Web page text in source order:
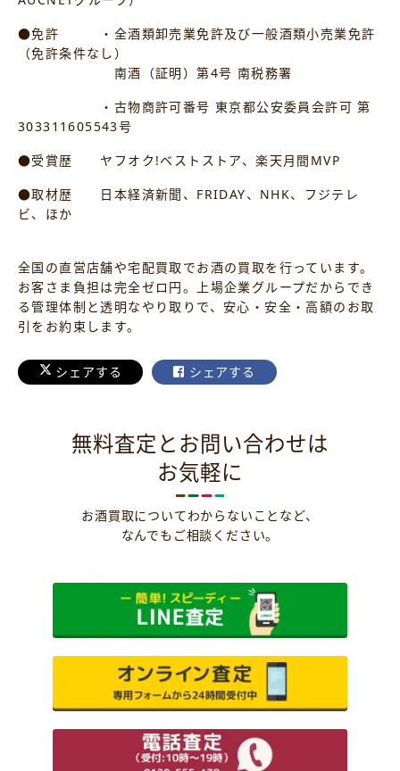
●免許 ・全酒類卸売業免許及び一般酒類小売業免許
（免許条件なし）
南酒（証明）第4号 南税務署
・古物商許可番号 東京都公安委員会許可 第
303311605543号
●受賞歴 ヤフオク!ベストストア、楽天月間MVP
●取材歴 日本経済新聞、FRIDAY、NHK、フジテレ
ビ、ほか
全国の直営店舗や宅配買取でお酒の買取を行っています。
お客さま負担は完全ゼロ円。上場企業グループだからでき
る管理体制と透明なやり取りで、安心・安全・高額のお取
引をお約束します。
シェアする シェアする
無料査定とお問い合わせは
お気軽に
お酒買取についてわからないことなど、
なんでもご相談ください。